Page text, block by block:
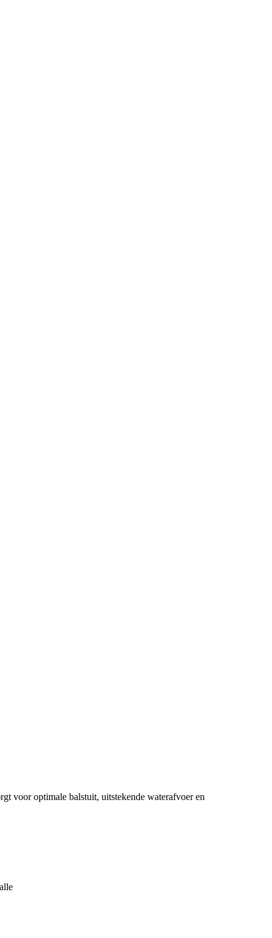
voor optimale balstuit, uitstekende waterafvoer en